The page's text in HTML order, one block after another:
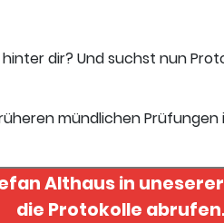
dir? Und suchst nun
mündlichen Prüfungen
Althausin uneserer
die Protokolle